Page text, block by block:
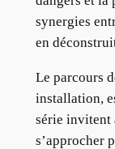
synergies
en
Le parcours
installation,
série invitent
s’approcher